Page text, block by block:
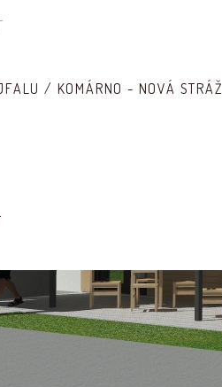
/ KOMÁRNO - NOVÁ STRÁŽ